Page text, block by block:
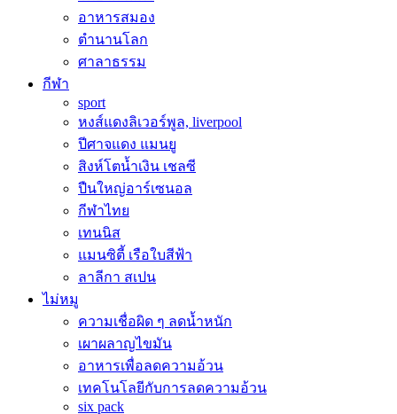
อาหารสมอง
ตำนานโลก
ศาลาธรรม
กีฬา
sport
หงส์แดงลิเวอร์พูล, liverpool
ปีศาจแดง แมนยู
สิงห์โตน้ำเงิน เชลซี
ปืนใหญ่อาร์เซนอล
กีฬาไทย
เทนนิส
แมนซิตี้ เรือใบสีฟ้า
ลาลีกา สเปน
ไม่หมู
ความเชื่อผิด ๆ ลดน้ำหนัก
เผาผลาญไขมัน
อาหารเพื่อลดความอ้วน
เทคโนโลยีกับการลดความอ้วน
six pack